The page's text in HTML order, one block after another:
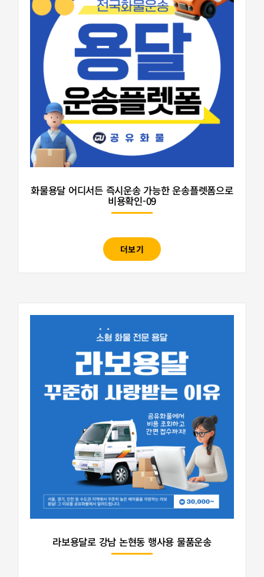
화물용달 어디서든 즉시운송 가능한 운송플렛폼으로
비용확인-09
더보기
라보용달로 강남 논현동 행사용 물품운송